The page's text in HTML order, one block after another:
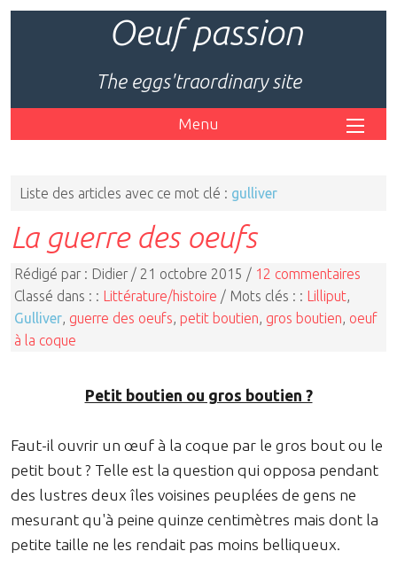
Oeuf passion
The eggs'traordinary site
Menu
Liste des articles avec ce mot clé : gulliver
La guerre des oeufs
Rédigé par : Didier / 21 octobre 2015 / 12 commentaires
Classé dans : : Littérature/histoire / Mots clés : : Lilliput
Gulliver guerre des oeufs petit boutien gros boutien oeuf
à la coque
Petit boutien ou gros boutien ?
Faut-il ouvrir un œuf à la coque par le gros bout ou le
petit bout ? Telle est la question qui opposa pendant
des lustres deux îles voisines peuplées de gens ne
mesurant qu'à peine quinze centimètres mais dont la
petite taille ne les rendait pas moins belliqueux.